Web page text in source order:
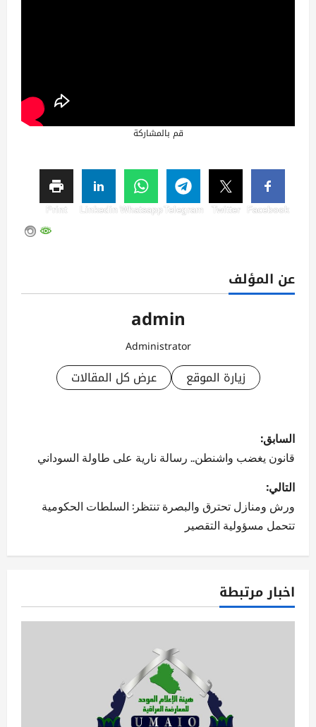
قم بالمشاركة
Facebook
Twitter
Telegram
Whatsapp
Linkedin
Print
عن المؤلف
admin
Administrator
زيارة الموقع عرض كل المقالات
ت
ص
فّ
ح
ا
ل
م
السابق:
قانون يغضب واشنطن.. رسالة نارية على طاولة السوداني
التالي:
ورش ومنازل تحترق والبصرة تنتظر: السلطات الحكومية
تتحمل مسؤولية التقصير
اخبار مرتبطة